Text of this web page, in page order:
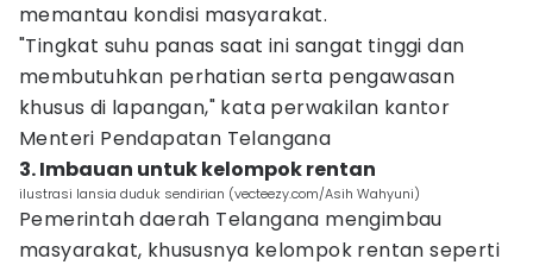
memantau kondisi masyarakat.
"Tingkat suhu panas saat ini sangat tinggi dan
membutuhkan perhatian serta pengawasan
khusus di lapangan," kata perwakilan kantor
Menteri Pendapatan Telangana
3. Imbauan untuk kelompok rentan
ilustrasi lansia duduk sendirian (vecteezy.com/Asih Wahyuni)
Pemerintah daerah Telangana mengimbau
masyarakat, khususnya kelompok rentan seperti